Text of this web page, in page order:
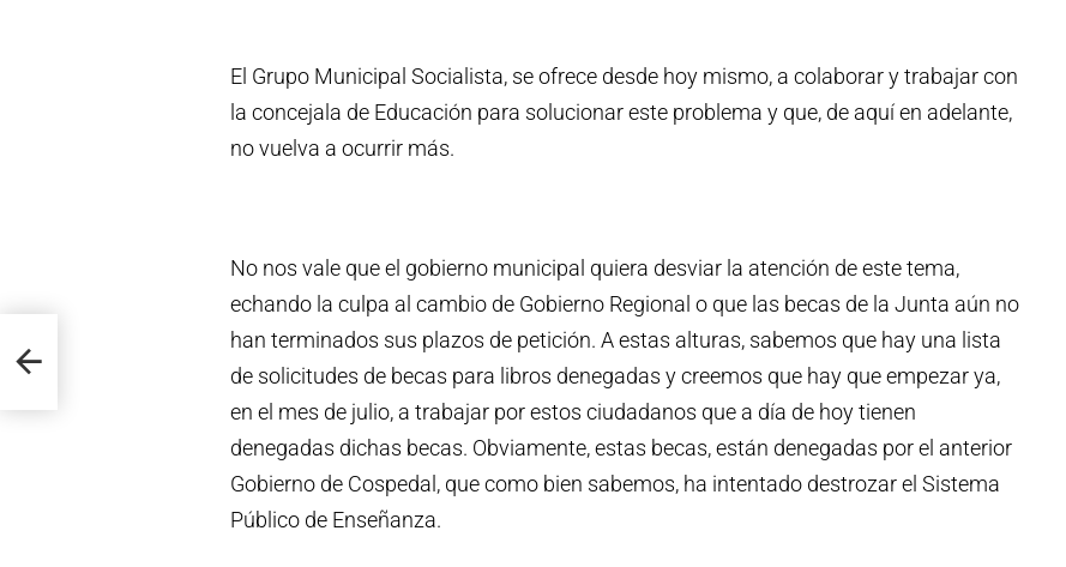
El Grupo Municipal Socialista, se ofrece desde hoy mismo, a colaborar y trabajar con
la concejala de Educación para solucionar este problema y que, de aquí en adelante,
no vuelva a ocurrir más.
No nos vale que el gobierno municipal quiera desviar la atención de este tema,
echando la culpa al cambio de Gobierno Regional o que las becas de la Junta aún no
han terminados sus plazos de petición. A estas alturas, sabemos que hay una lista
de solicitudes de becas para libros denegadas y creemos que hay que empezar ya,
en el mes de julio, a trabajar por estos ciudadanos que a día de hoy tienen
denegadas dichas becas. Obviamente, estas becas, están denegadas por el anterior
Gobierno de Cospedal, que como bien sabemos, ha intentado destrozar el Sistema
Público de Enseñanza.